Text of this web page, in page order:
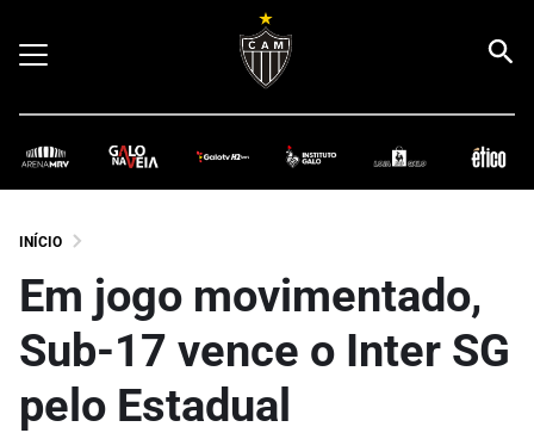
INÍCIO
Em jogo movimentado,
Sub-17 vence o Inter SG
pelo Estadual